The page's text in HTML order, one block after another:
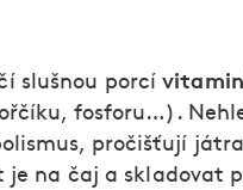
slušnou porcí
fosforu…).
pročišťují
je na čaj a skladovat